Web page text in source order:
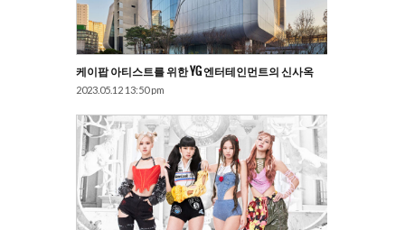
케이팝 아티스트를 위한 YG 엔터테인먼트의 신사옥
2023.05.12 13:50 pm